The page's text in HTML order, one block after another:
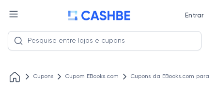
Entrar
Cupons Cupom EBooks.com Cupons da EBooks.com para